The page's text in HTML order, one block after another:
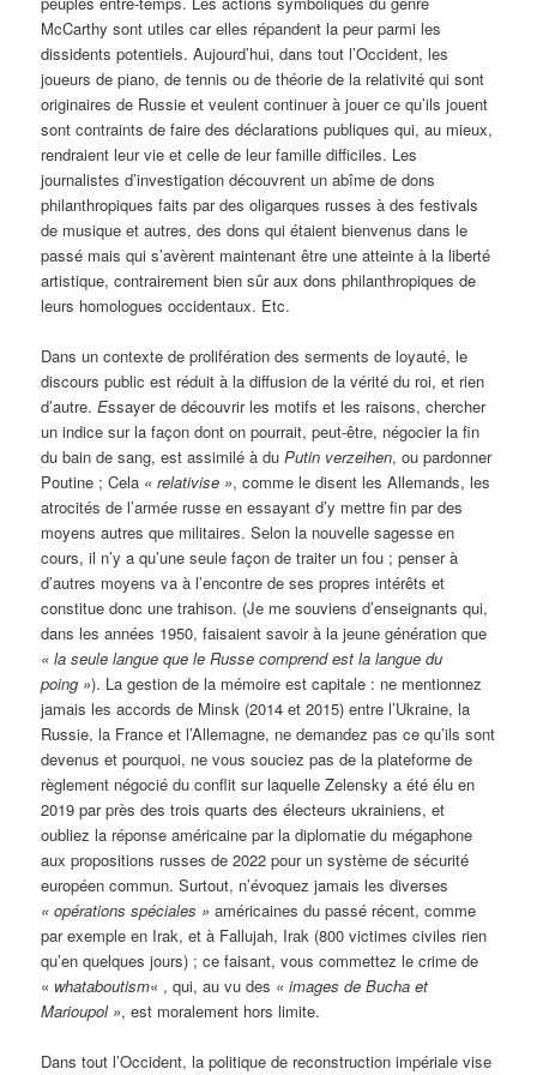
McCarthy sont utiles car elles répandent la peur parmi les
dissidents potentiels. Aujourd’hui, dans tout l’Occident, les
joueurs de piano, de tennis ou de théorie de la relativité qui sont
originaires de Russie et veulent continuer à jouer ce qu’ils jouent
sont contraints de faire des déclarations publiques qui, au mieux,
rendraient leur vie et celle de leur famille difficiles. Les
journalistes d’investigation découvrent un abîme de dons
philanthropiques faits par des oligarques russes à des festivals
de musique et autres, des dons qui étaient bienvenus dans le
passé mais qui s’avèrent maintenant être une atteinte à la liberté
artistique, contrairement bien sûr aux dons philanthropiques de
leurs homologues occidentaux. Etc.
Dans un contexte de prolifération des serments de loyauté, le
discours public est réduit à la diffusion de la vérité du roi, et rien
d’autre.Essayer de découvrir les motifs et les raisons, chercher
un indice sur la façon dont on pourrait, peut-être, négocier la fin
du bain de sang, est assimilé à duPutin verzeihen, ou pardonner
Poutine ; Cela « relativise », comme le disent les Allemands, les
atrocités de l’armée russe en essayant d’y mettre fin par des
moyens autres que militaires. Selon la nouvelle sagesse en
cours, il n’y a qu’une seule façon de traiter un fou ; penser à
d’autres moyens va à l’encontre de ses propres intérêts et
constitue donc une trahison. (Je me souviens d’enseignants qui,
dans les années 1950, faisaient savoir à la jeune génération que
« la seule langue que le Russe comprend est la langue du
poing »). La gestion de la mémoire est capitale : ne mentionnez
jamais les accords de Minsk (2014 et 2015) entre l’Ukraine, la
Russie, la France et l’Allemagne, ne demandez pas ce qu’ils sont
devenus et pourquoi, ne vous souciez pas de la plateforme de
règlement négocié du conflit sur laquelle Zelensky a été élu en
2019 par près des trois quarts des électeurs ukrainiens, et
oubliez la réponse américaine par la diplomatie du mégaphone
aux propositions russes de 2022 pour un système de sécurité
européen commun. Surtout, n’évoquez jamais les diverses
« opérations spéciales » américaines du passé récent, comme
par exemple en Irak, et à Fallujah, Irak (800 victimes civiles rien
qu’en quelques jours) ; ce faisant, vous commettez le crime de
« whataboutism« , qui, au vu des « images de Bucha et
Marioupol », est moralement hors limite.
Dans tout l’Occident, la politique de reconstruction impériale vise